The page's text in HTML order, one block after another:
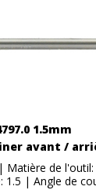
1.5mm
avant /
Matière de
1.5 | Angle de